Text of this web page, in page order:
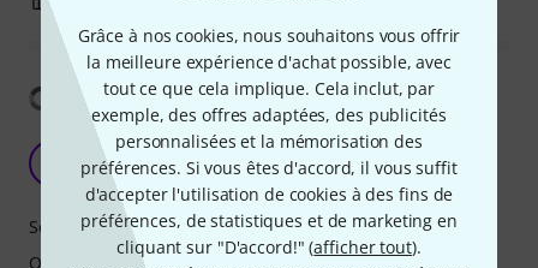
Grâce à nos cookies, nous souhaitons vous offrir
la meilleure expérience d'achat possible, avec
tout ce que cela implique. Cela inclut, par
exemple, des offres adaptées, des publicités
personnalisées et la mémorisation des
préférences. Si vous êtes d'accord, il vous suffit
d'accepter l'utilisation de cookies à des fins de
préférences, de statistiques et de marketing en
cliquant sur "D'accord!" (afficher tout).
Afficher la traduction
Nice pickup
laurentium 18.11.2020
Son
Qualité de fabrication